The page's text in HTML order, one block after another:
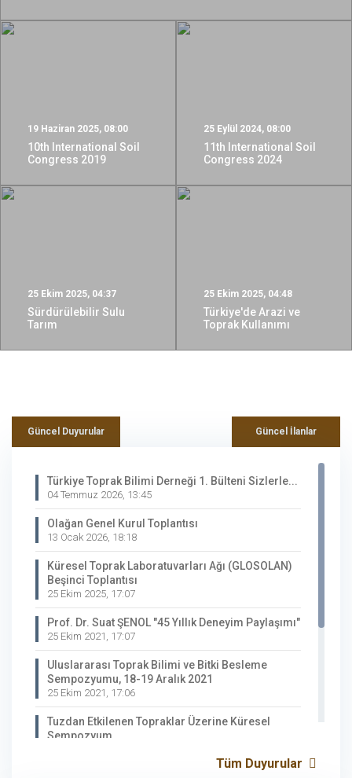
19 Haziran 2025, 08:00
10th International Soil
Congress 2019
25 Eylül 2024, 08:00
11th International Soil
Congress 2024
25 Ekim 2025, 04:37
Sürdürülebilir Sulu
Tarım
25 Ekim 2025, 04:48
Türkiye'de Arazi ve
Toprak Kullanımı
Güncel Duyurular Güncel İlanlar
Türkiye Toprak Bilimi Derneği 1. Bülteni Sizlerle...
04 Temmuz 2026, 13:45
Olağan Genel Kurul Toplantısı
13 Ocak 2026, 18:18
Küresel Toprak Laboratuvarları Ağı (GLOSOLAN)
Beşinci Toplantısı
25 Ekim 2025, 17:07
Prof. Dr. Suat ŞENOL "45 Yıllık Deneyim Paylaşımı"
25 Ekim 2021, 17:07
Uluslararası Toprak Bilimi ve Bitki Besleme
Sempozyumu, 18-19 Aralık 2021
25 Ekim 2021, 17:06
Tuzdan Etkilenen Topraklar Üzerine Küresel
Sempozyum
Tüm Duyurular